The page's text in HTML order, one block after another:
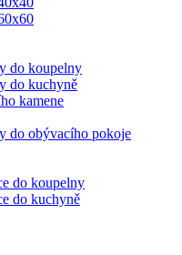
do koupelny
do kuchyně
kamene
do obývacího pokoje
do koupelny
do kuchyně